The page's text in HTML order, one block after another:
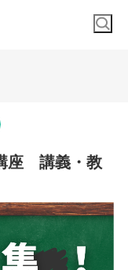
座 講義・教